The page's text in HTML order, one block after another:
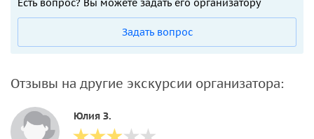
Есть вопрос? Вы можете задать его организатору
Задать вопрос
Отзывы на другие экскурсии организатора:
Юлия З.